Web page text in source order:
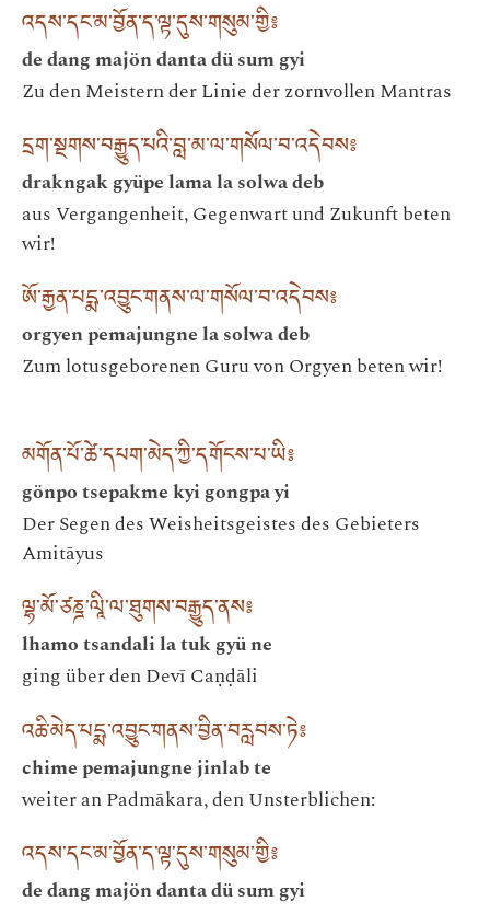
འདས་དང་མ་བྱོན་ད་ལྟ་དུས་གསུམ་གྱི༔
de dang majön danta dü sum gyi
Zu den Meistern der Linie der zornvollen Mantras
དྲག་སྔགས་བརྒྱུད་པའི་བླ་མ་ལ་གསོལ་བ་འདེབས༔
drakngak gyüpe lama la solwa deb
aus Vergangenheit, Gegenwart und Zukunft beten
wir!
ཨོ་རྒྱན་པདྨ་འབྱུང་གནས་ལ་གསོལ་བ་འདེབས༔
orgyen pemajungne la solwa deb
Zum lotusgeborenen Guru von Orgyen beten wir!
མགོན་པོ་ཚེ་དཔག་མེད་ཀྱི་དགོངས་པ་ཡི༔
gönpo tsepakme kyi gongpa yi
Der Segen des Weisheitsgeistes des Gebieters
Amitāyus
ལྷ་མོ་ཙཎྜ་ལཱི་ལ་ཐུགས་བརྒྱུད་ནས༔
lhamo tsandali la tuk gyü ne
ging über den Devī Caṇḍāli
འཆི་མེད་པདྨ་འབྱུང་གནས་བྱིན་བརླབས་ཏེ༔
chime pemajungne jinlab te
weiter an Padmākara, den Unsterblichen:
འདས་དང་མ་བྱོན་ད་ལྟ་དུས་གསུམ་གྱི༔
de dang majön danta dü sum gyi